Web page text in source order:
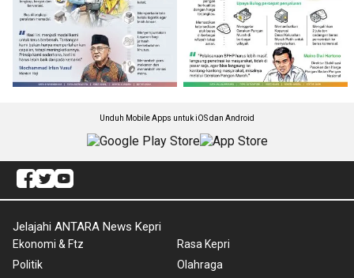
Unduh Mobile Apps untuk iOS dan Android
Jelajahi ANTARA News Kepri
Ekonomi & Ftz
Politik
Rasa Kepri
Olahraga